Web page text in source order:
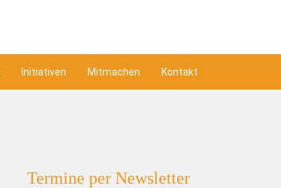
Initiativen Mitmachen Kontakt
Termine per Newsletter